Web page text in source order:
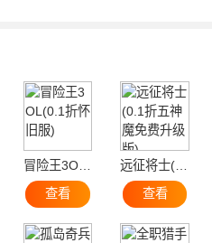
冒险王3OL(0.1折怀旧服)
查看
查看